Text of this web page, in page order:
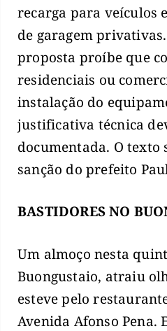
recarga para veículos
de garagem
proposta proíbe que
residenciais ou
instalação do
justificativa técnica
documentada. O texto
sanção do prefeito
BASTIDORES NO
Um almoço nesta
Buongustaio, atraiu
esteve pelo
Avenida Afonso Pena.